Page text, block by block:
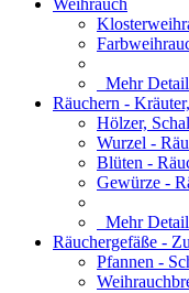
Weihrauch
Mehr
Räuchern -
Hölzer,
Wurzel -
Blüten -
Gewürze -
Mehr
Räuchergefäße -
Pfannen -